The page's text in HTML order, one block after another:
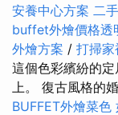
安養中心方案 二
buffet外燴價格透
外燴方案 / 打掃家
這個色彩繽紛的
上。 復古風格的
BUFFET外燴菜色